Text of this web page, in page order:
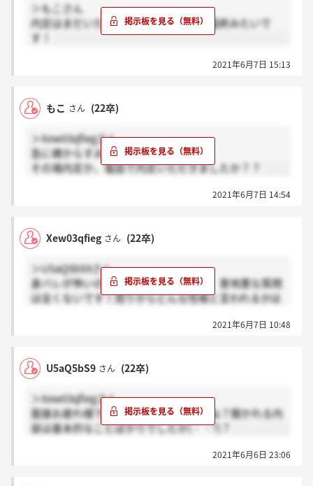
＞もこさん
内定はまだいただいてません！！次が最終みたいで
す！
2021年6月7日 15:13
もこ さん (22卒)
＞Xew03qfiegさん
急に横からすみません（ ; _ ; ）
その場内定か、電話で内定いただきましたか？？
2021年6月7日 14:54
Xew03qfieg さん (22卒)
＞U5aQ5bS9さん
身バレが怖いので詳しくいえませんが、意地悪な質問
は全くないです！周りからどんな性格と言われるかは
2021年6月7日 10:48
U5aQ5bS9 さん (22卒)
＞Xew03qfiegさん
面接お疲れ様です！15分くらいですよね？聞かれる内
容は基本的なことばかりでしたか(・・?)？
2021年6月6日 23:06